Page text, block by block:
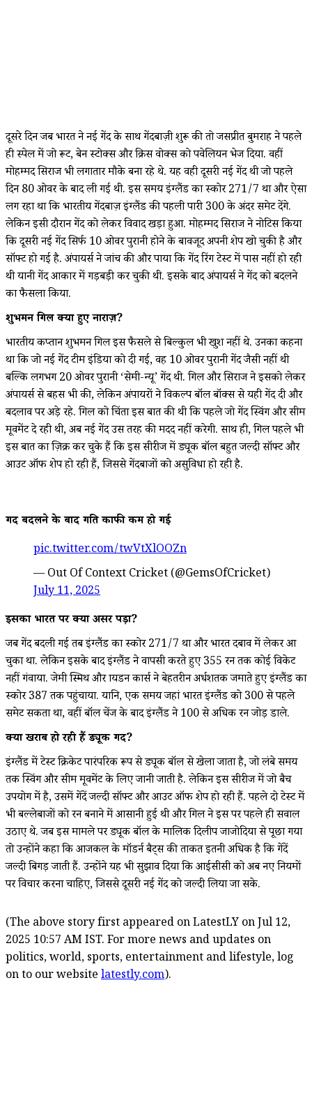
दूसरे दिन जब भारत ने नई गेंद के साथ गेंदबाज़ी शुरू की तो जसप्रीत बुमराह ने पहले
ही स्पेल में जो रूट, बेन स्टोक्स और क्रिस वोक्स को पवेलियन भेज दिया. वहीं
मोहम्मद सिराज भी लगातार मौके बना रहे थे. यह वही दूसरी नई गेंद थी जो पहले
दिन 80 ओवर के बाद ली गई थी. इस समय इंग्लैंड का स्कोर 271/7 था और ऐसा
लग रहा था कि भारतीय गेंदबाज़ इंग्लैंड की पहली पारी 300 के अंदर समेट देंगे.
लेकिन इसी दौरान गेंद को लेकर विवाद खड़ा हुआ. मोहम्मद सिराज ने नोटिस किया
कि दूसरी नई गेंद सिर्फ 10 ओवर पुरानी होने के बावजूद अपनी शेप खो चुकी है और
सॉफ्ट हो गई है. अंपायर्स ने जांच की और पाया कि गेंद रिंग टेस्ट में पास नहीं हो रही
थी यानी गेंद आकार में गड़बड़ी कर चुकी थी. इसके बाद अंपायर्स ने गेंद को बदलने
का फैसला किया.
शुभमन गिल क्यों हुए नाराज़?
भारतीय कप्तान शुभमन गिल इस फैसले से बिल्कुल भी खुश नहीं थे. उनका कहना
था कि जो नई गेंद टीम इंडिया को दी गई, वह 10 ओवर पुरानी गेंद जैसी नहीं थी
बल्कि लगभग 20 ओवर पुरानी ‘सेमी-न्यू’ गेंद थी. गिल और सिराज ने इसको लेकर
अंपायर्स से बहस भी की, लेकिन अंपायरों ने विकल्प बॉल बॉक्स से यही गेंद दी और
बदलाव पर अड़े रहे. गिल को चिंता इस बात की थी कि पहले जो गेंद स्विंग और सीम
मूवमेंट दे रही थी, अब नई गेंद उस तरह की मदद नहीं करेगी. साथ ही, गिल पहले भी
इस बात का ज़िक्र कर चुके हैं कि इस सीरीज में ड्यूक बॉल बहुत जल्दी सॉफ्ट और
आउट ऑफ शेप हो रही हैं, जिससे गेंदबाजों को असुविधा हो रही है.
गेंद बदलने के बाद गति काफी कम हो गई
pic.twitter.com/twVtXlOOZn
— Out Of Context Cricket (@GemsOfCricket)
July 11, 2025
इसका भारत पर क्या असर पड़ा?
जब गेंद बदली गई तब इंग्लैंड का स्कोर 271/7 था और भारत दबाव में लेकर आ
चुका था. लेकिन इसके बाद इंग्लैंड ने वापसी करते हुए 355 रन तक कोई विकेट
नहीं गंवाया. जेमी स्मिथ और ब्रायडन कार्स ने बेहतरीन अर्धशतक जमाते हुए इंग्लैंड का
स्कोर 387 तक पहुंचाया. यानि, एक समय जहां भारत इंग्लैंड को 300 से पहले
समेट सकता था, वहीं बॉल चेंज के बाद इंग्लैंड ने 100 से अधिक रन जोड़ डाले.
क्यों खराब हो रही हैं ड्यूक गेंदें?
इंग्लैंड में टेस्ट क्रिकेट पारंपरिक रूप से ड्यूक बॉल से खेला जाता है, जो लंबे समय
तक स्विंग और सीम मूवमेंट के लिए जानी जाती है. लेकिन इस सीरीज में जो बैच
उपयोग में है, उसमें गेंदें जल्दी सॉफ्ट और आउट ऑफ शेप हो रही हैं. पहले दो टेस्ट में
भी बल्लेबाजों को रन बनाने में आसानी हुई थी और गिल ने इस पर पहले ही सवाल
उठाए थे. जब इस मामले पर ड्यूक बॉल के मालिक दिलीप जाजोदिया से पूछा गया
तो उन्होंने कहा कि आजकल के मॉडर्न बैट्स की ताकत इतनी अधिक है कि गेंदें
जल्दी बिगड़ जाती हैं. उन्होंने यह भी सुझाव दिया कि आईसीसी को अब नए नियमों
पर विचार करना चाहिए, जिससे दूसरी नई गेंद को जल्दी लिया जा सके.
(The above story first appeared on LatestLY on Jul 12,
2025 10:57 AM IST. For more news and updates on
politics, world, sports, entertainment and lifestyle, log
on to our website latestly.com).